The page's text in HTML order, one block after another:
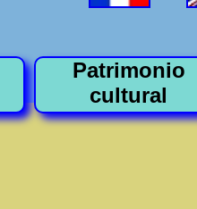
Patrimonio
cultural